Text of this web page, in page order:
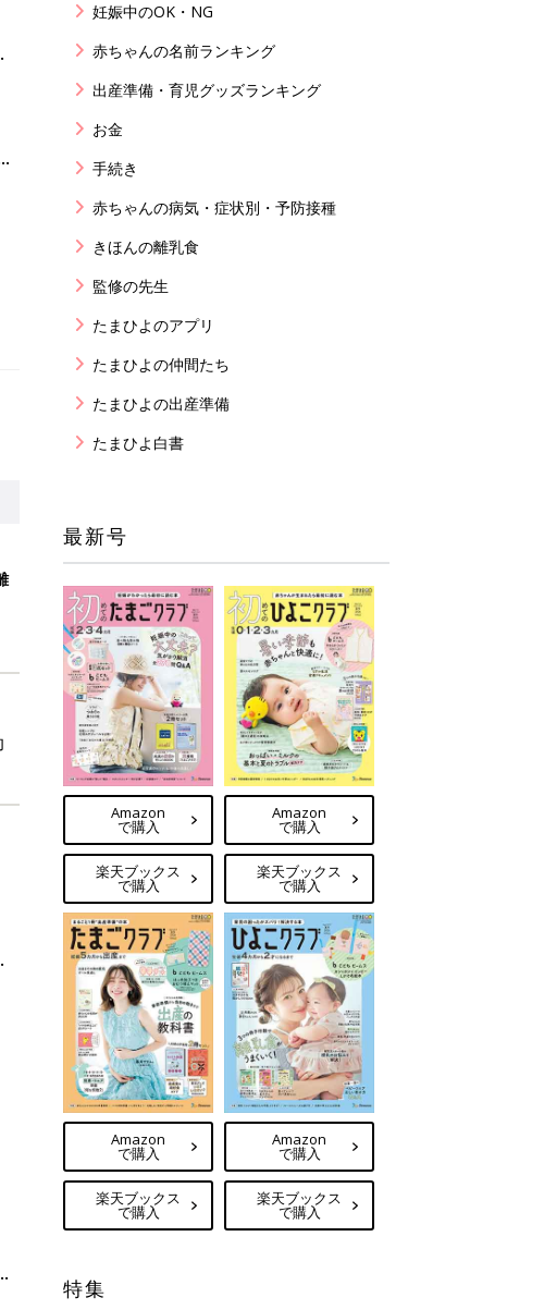
妊娠中のOK・NG
赤ちゃんの名前ランキング
出産準備・育児グッズランキング
お金
手続き
赤ちゃんの病気・症状別・予防接種
きほんの離乳食
監修の先生
たまひよのアプリ
たまひよの仲間たち
たまひよの出産準備
たまひよ白書
最新号
Amazon
で購入
楽天ブックス
で購入
Amazon
で購入
楽天ブックス
で購入
Amazon
で購入
楽天ブックス
で購入
Amazon
で購入
楽天ブックス
で購入
特集